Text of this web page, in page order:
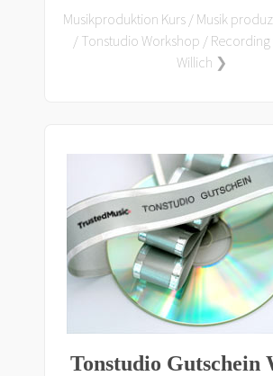
Musikproduktion Kurs / Musik
/ Tonstudio Workshop /
Willich ❯
Tonstudio Gutschein